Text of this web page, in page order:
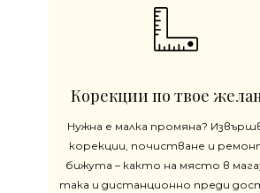
Корекции по твое
Нужна е малка промяна?
корекции, почистване и
бижута – както на място в
така и дистанционно преди